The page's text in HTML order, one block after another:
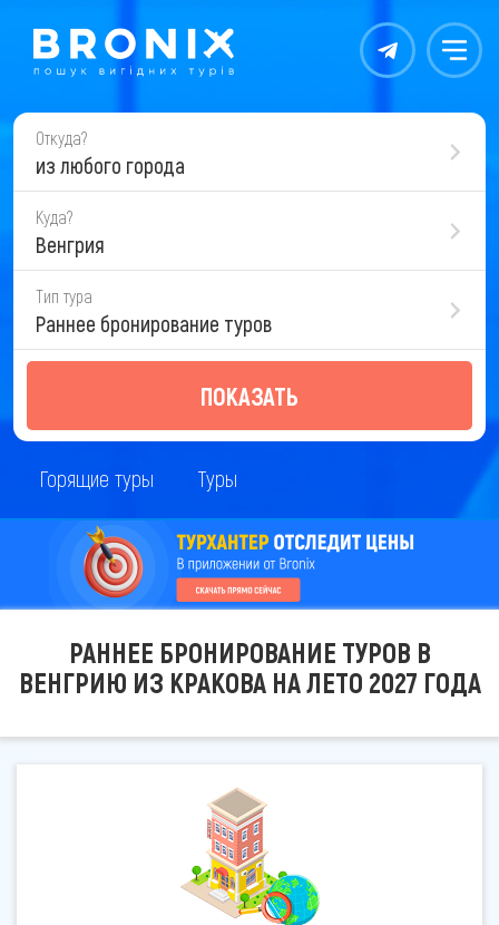
Контакты Меню
Откуда?
из любого города
Куда?
Венгрия
Тип тура
Раннее бронирование туров
ПОКАЗАТЬ
Горящие туры Туры
РАННЕЕ БРОНИРОВАНИЕ ТУРОВ В
ВЕНГРИЮ ИЗ КРАКОВА НА ЛЕТО 2027 ГОДА